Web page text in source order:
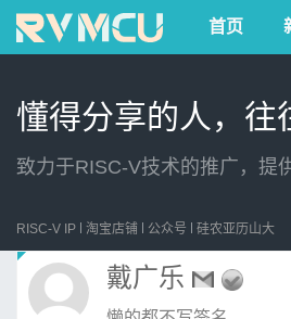
首页
懂得分享的人，往
致力于RISC-V技术的推广，提
RISC-V IP 淘宝店铺 公众号 硅农亚历山大
戴广乐